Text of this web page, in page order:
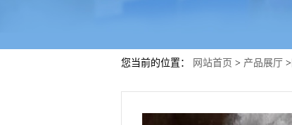
您当前的位置： 网站首页 > 产品展厅 >